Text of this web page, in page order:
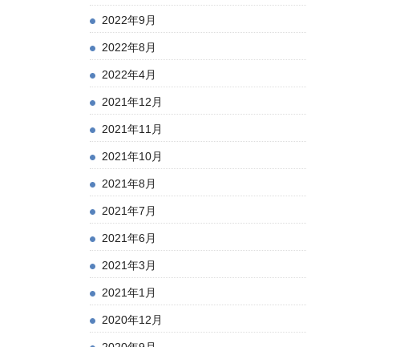
2022年9月
2022年8月
2022年4月
2021年12月
2021年11月
2021年10月
2021年8月
2021年7月
2021年6月
2021年3月
2021年1月
2020年12月